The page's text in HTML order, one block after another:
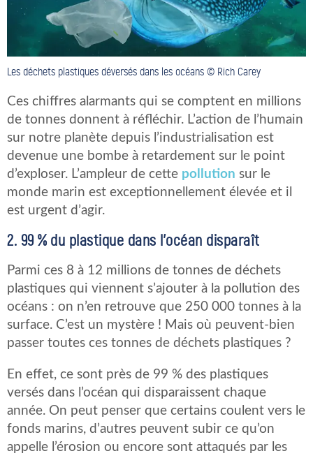
Les déchets plastiques déversés dans les océans © Rich Carey
Ces chiffres alarmants qui se comptent en millions
de tonnes donnent à réfléchir. L’action de l’humain
sur notre planète depuis l’industrialisation est
devenue une bombe à retardement sur le point
d’exploser. L’ampleur de cette pollution sur le
monde marin est exceptionnellement élevée et il
est urgent d’agir.
2. 99 % du plastique dans l’océan disparaît
Parmi ces 8 à 12 millions de tonnes de déchets
plastiques qui viennent s’ajouter à la pollution des
océans : on n’en retrouve que 250 000 tonnes à la
surface. C’est un mystère ! Mais où peuvent-bien
passer toutes ces tonnes de déchets plastiques ?
En effet, ce sont près de 99 % des plastiques
versés dans l’océan qui disparaissent chaque
année. On peut penser que certains coulent vers le
fonds marins, d’autres peuvent subir ce qu’on
appelle l’érosion ou encore sont attaqués par les